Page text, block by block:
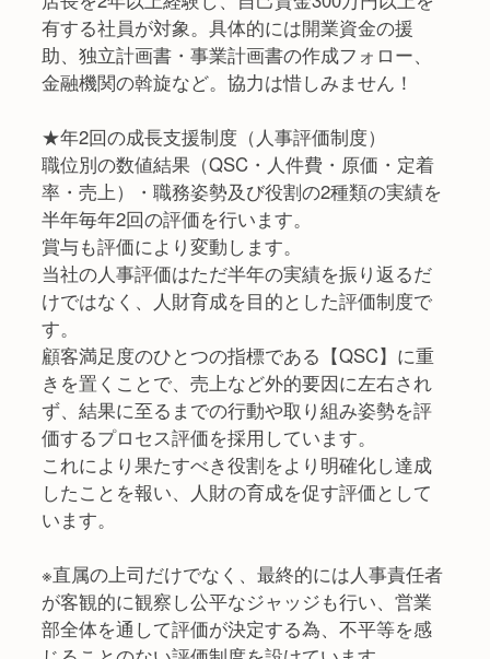
有する社員が対象。具体的には開業資金の援
助、独立計画書・事業計画書の作成フォロー、
金融機関の斡旋など。協力は惜しみません！
★年2回の成長支援制度（人事評価制度）
職位別の数値結果（QSC・人件費・原価・定着
率・売上）・職務姿勢及び役割の2種類の実績を
半年毎年2回の評価を行います。
賞与も評価により変動します。
当社の人事評価はただ半年の実績を振り返るだ
けではなく、人財育成を目的とした評価制度で
す。
顧客満足度のひとつの指標である【QSC】に重
きを置くことで、売上など外的要因に左右され
ず、結果に至るまでの行動や取り組み姿勢を評
価するプロセス評価を採用しています。
これにより果たすべき役割をより明確化し達成
したことを報い、人財の育成を促す評価として
います。
※直属の上司だけでなく、最終的には人事責任者
が客観的に観察し公平なジャッジも行い、営業
部全体を通して評価が決定する為、不平等を感